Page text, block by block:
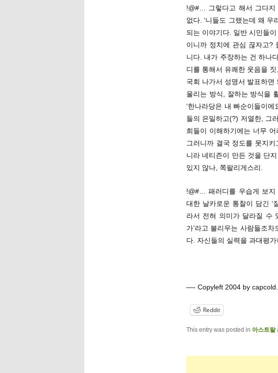
!@#… 그렇다고 해서 그다지
없다. ‘니들도 그랬는데 왜
되는 이야기다. 일반 시민들
이니까 정치에 관심 끊자고?
니다. 내가 주장하는 건 하나
디를 통해서 유쾌한 웃음을
국회 나가서 성명서 발표하면
울리는 방식, 잘하는 방식을
‘한나라당은 내 빠순이들이
들의 은밀하고(?) 저열한, 그
희들이 이해하기에는 너무
그러니까 결국 정도를 못지
니라 네티즌이 만든 것을 단
있지 않나, 쪽팔리게스리.
!@#… 패러디를 우습게 보지
대한 날카로운 통찰이 담긴 ‘
라서 전혀 의미가 달라질 수
가’라고 불리우는 사람들조
다. 자신들의 실력을 과대평
—- Copyleft 2004 by
Reddit
This entry was posted in 아스트랄